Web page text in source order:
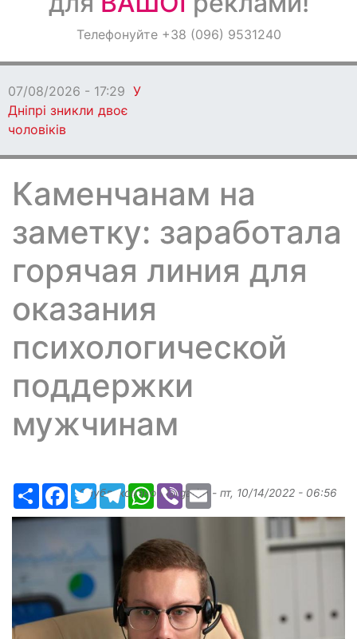
ОголошенняТелефонуйте +38 (096) 9531240
07/08/2026 - 17:29 У
Дніпрі зникли двоє
чоловіків
Каменчанам на
заметку: заработала
горячая линия для
оказания
психологической
поддержки
мужчинам
РесурсFacebook
TwitterTelegramWhatsApp
ViberEmail
Опубликовано Margarita - пт, 10/14/2022 - 06:56